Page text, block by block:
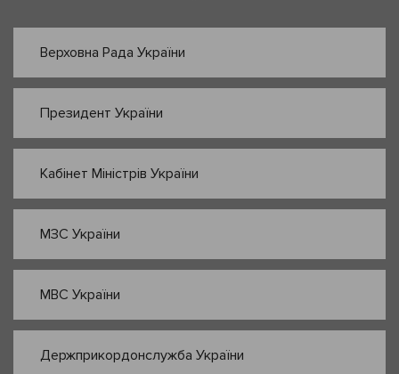
Верховна Рада України
Президент України
Кабінет Міністрів України
МЗС України
МВС України
Держприкордонслужба України